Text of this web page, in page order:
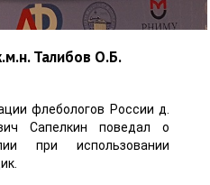
Талибов О.Б.
флебологов России д.
Сапелкин поведал о
при использовании